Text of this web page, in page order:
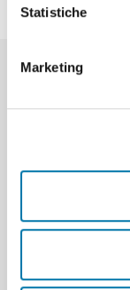
Statistiche
Marketing
HILFE BEI